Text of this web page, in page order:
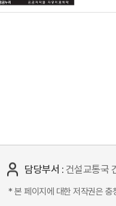
담당부서 : 건설교통국
* 본 페이지에 대한 저작권은 충